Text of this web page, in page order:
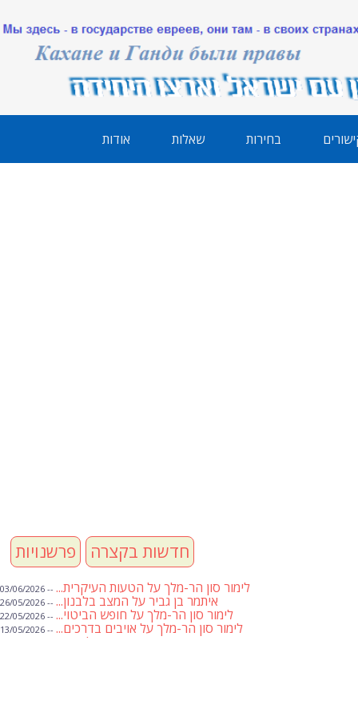
בחירות שאלות אודות
פרשנויות חדשות בקצרה
לימור סון הר-מלך על הטעות העיקרית... -- 03/06/2026
איתמר בן גביר על המצב בלבנון... -- 26/05/2026
לימור סון הר-מלך על חופש הביטוי... -- 22/05/2026
לימור סון הר-מלך על אויבים בדרכים... -- 13/05/2026
שבועת אמונים לדעאש